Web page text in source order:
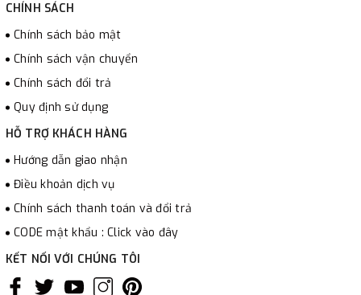
CHÍNH SÁCH
Chính sách bảo mật
Chính sách vận chuyển
Chính sách đổi trả
Quy định sử dụng
HỖ TRỢ KHÁCH HÀNG
Hướng dẫn giao nhận
Điều khoản dịch vụ
Chính sách thanh toán và đổi trả
CODE mật khẩu : Click vào đây
KẾT NỐI VỚI CHÚNG TÔI